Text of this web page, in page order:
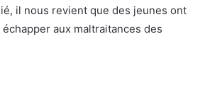
il nous revient que des jeunes ont
aux maltraitances des